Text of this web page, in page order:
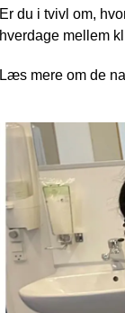
Er du i tvivl om,
hverdage mellem
Læs mere om de